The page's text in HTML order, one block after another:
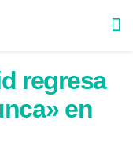
regresa
en